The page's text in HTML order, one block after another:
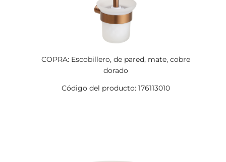
COPRA: Escobillero, de pared, mate, cobre
dorado
Código del producto: 176113010